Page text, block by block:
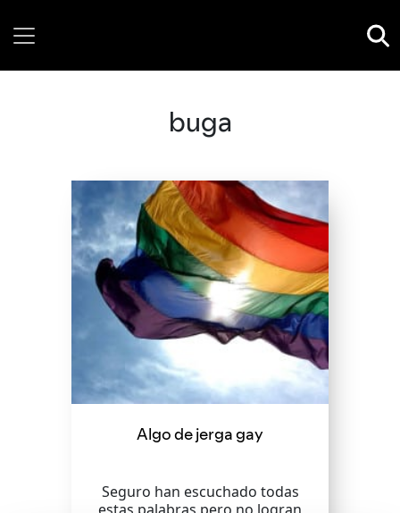
buga
Algo de jerga gay
Seguro han escuchado todas